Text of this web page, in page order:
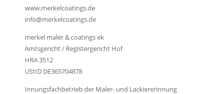
www.merkelcoatings.de
info@merkelcoatings.de
merkel maler & coatings ek
Amtsgericht / Registergericht Hof
HRA 3512
UStID DE365704878
Innungsfachbetrieb der Maler- und Lackiererinnung